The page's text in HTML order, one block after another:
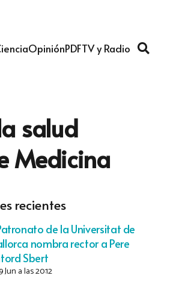
OpiniónPDFTV y Radio
salud
Medicina
recientes
de la Universitat de
nombra rector a Pere
Sbert
9 Jun a las 20:12